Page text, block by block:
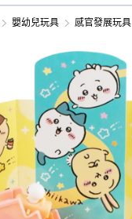
嬰幼兒玩具 感官發展玩具